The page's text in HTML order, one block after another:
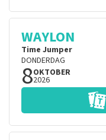
WAYLON
Time Jumper
DONDERDAG
8OKTOBER
2026